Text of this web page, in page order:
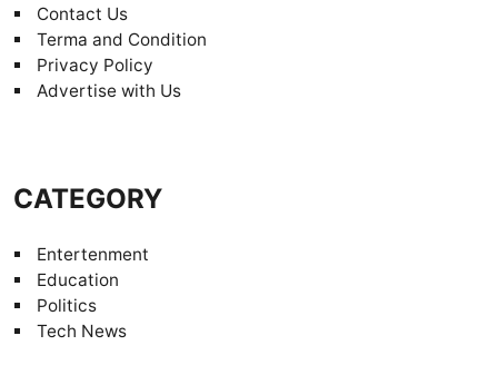
Contact Us
Terma and Condition
Privacy Policy
Advertise with Us
CATEGORY
Entertenment
Education
Politics
Tech News